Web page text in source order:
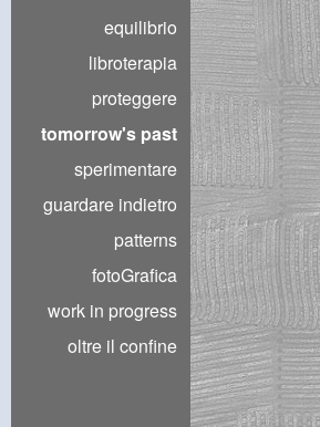
equilibrio
libroterapia
proteggere
tomorrow's past
sperimentare
guardare indietro
patterns
fotoGrafica
work in progress
oltre il confine